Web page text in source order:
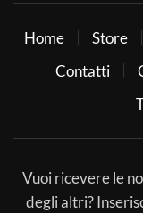
Home Store
Contatti
Vuoi ricevere le
degli altri?